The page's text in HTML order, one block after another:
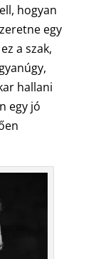
hogyan
egy
a szak,
hallani
egy jó